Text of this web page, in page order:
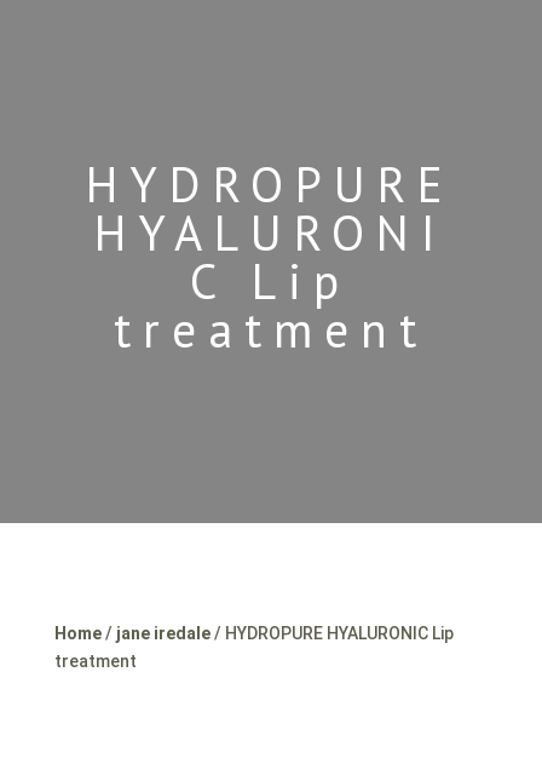
HYDROPURE
HYALURONI
C Lip
treatment
Home/ jane iredale/ HYDROPURE HYALURONIC Lip
treatment